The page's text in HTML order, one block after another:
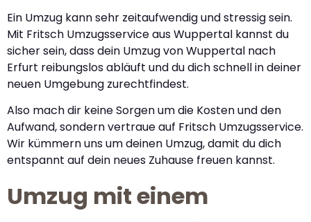
Ein Umzug kann sehr zeitaufwendig und stressig sein.
Mit Fritsch Umzugsservice aus Wuppertal kannst du
sicher sein, dass dein Umzug von Wuppertal nach
Erfurt reibungslos abläuft und du dich schnell in deiner
neuen Umgebung zurechtfindest.
Also mach dir keine Sorgen um die Kosten und den
Aufwand, sondern vertraue auf Fritsch Umzugsservice.
Wir kümmern uns um deinen Umzug, damit du dich
entspannt auf dein neues Zuhause freuen kannst.
Umzug mit einem